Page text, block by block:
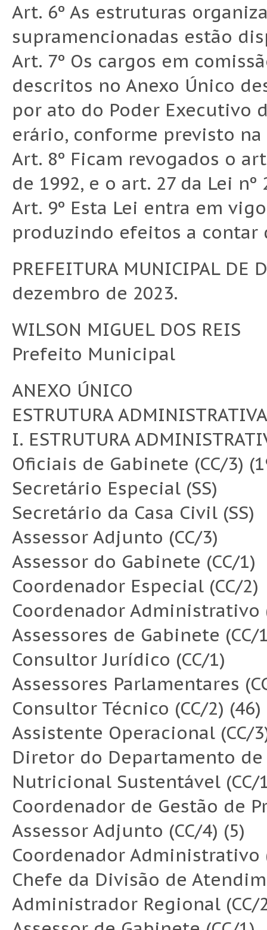
Art. 6º As estruturas
supramencionadas estão
Art. 7º Os cargos em
descritos no Anexo Único
por ato do Poder Executivo
erário, conforme previsto
Art. 8º Ficam revogados o
de 1992, e o art. 27 da Lei
Art. 9º Esta Lei entra em
produzindo efeitos a contar
PREFEITURA MUNICIPAL DE
dezembro de 2023.
WILSON MIGUEL DOS REIS
Prefeito Municipal
ANEXO ÚNICO
ESTRUTURA
I. ESTRUTURA
Oficiais de Gabinete (CC/3)
Secretário Especial (SS)
Secretário da Casa Civil (SS)
Assessor Adjunto (CC/3)
Assessor do Gabinete (CC/1)
Coordenador Especial (CC/2)
Coordenador Administrativo
Assessores de Gabinete (CC/
Consultor Jurídico (CC/1)
Assessores Parlamentares
Consultor Técnico (CC/2) (46)
Assistente Operacional (CC/
Diretor do Departamento
Nutricional Sustentável (CC/
Coordenador de Gestão de
Assessor Adjunto (CC/4) (5)
Coordenador Administrativo
Chefe da Divisão de
Administrador Regional (CC/